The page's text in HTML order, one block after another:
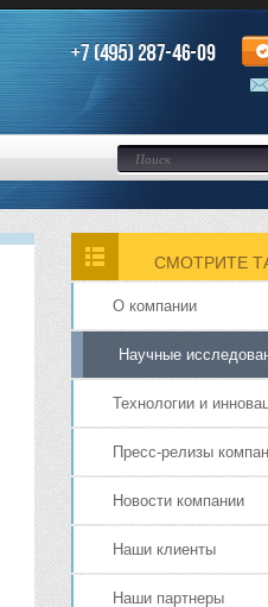
СМОТРИТЕ
О компании
Научные
Технологии и
Пресс-релизы
Новости компании
Наши клиенты
Наши партнеры